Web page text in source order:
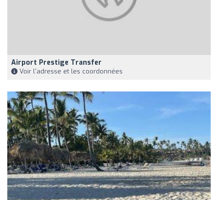
Airport Prestige Transfer
Voir l'adresse et les coordonnées